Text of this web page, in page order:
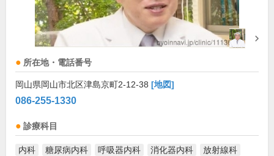
所在地・電話番号
岡山県岡山市北区津島京町2-12-38 [地図]
086-255-1330
診療科目
内科 糖尿病内科 呼吸器内科 消化器内科 放射線科